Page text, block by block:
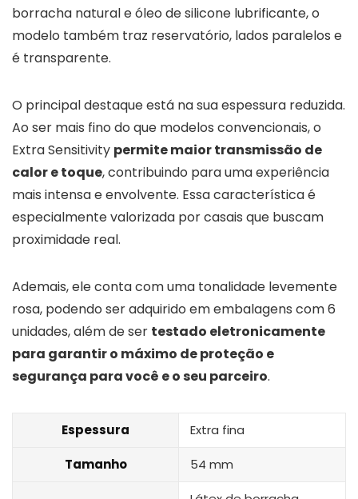
borracha natural e óleo de silicone lubrificante, o
modelo também traz reservatório, lados paralelos e
é transparente.
O principal destaque está na sua espessura reduzida.
Ao ser mais fino do que modelos convencionais, o
Extra Sensitivity permite maior transmissão de
calor e toque, contribuindo para uma experiência
mais intensa e envolvente. Essa característica é
especialmente valorizada por casais que buscam
proximidade real.
Ademais, ele conta com uma tonalidade levemente
rosa, podendo ser adquirido em embalagens com 6
unidades, além de ser testado eletronicamente
para garantir o máximo de proteção e
segurança para você e o seu parceiro.
Espessura Extra fina
Tamanho 54 mm